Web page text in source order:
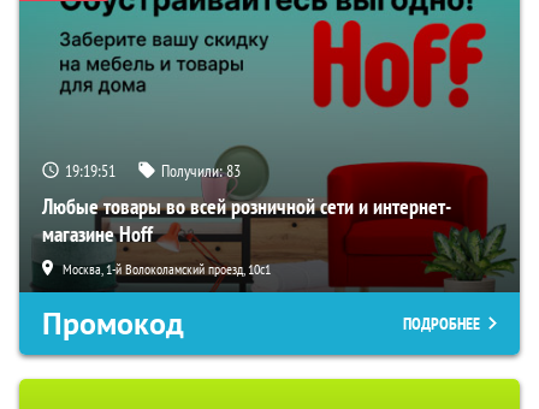
19:19:49 Получили:83
Любые товары во всей розничной сети и интернет-
магазине Hoff
Москва, 1-й Волоколамский проезд, 10с1
Промокод ПОДРОБНЕЕ